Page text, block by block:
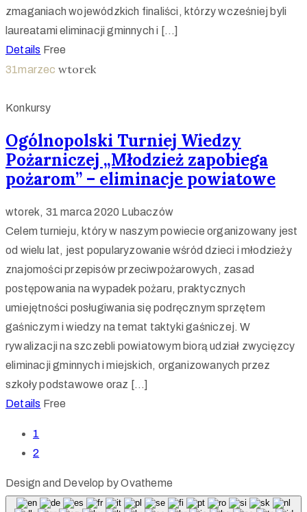
zmaganiach wojewódzkich finaliści, którzy wcześniej byli
laureatami eliminacji gminnych i […]
Details Free
31marzec wtorek
Konkursy
Ogólnopolski Turniej Wiedzy
Pożarniczej „Młodzież zapobiega
pożarom” – eliminacje powiatowe
wtorek, 31 marca 2020 Lubaczów
Celem turnieju, który w naszym powiecie organizowany jest
od wielu lat, jest popularyzowanie wśród dzieci i młodzieży
znajomości przepisów przeciwpożarowych, zasad
postępowania na wypadek pożaru, praktycznych
umiejętności posługiwania się podręcznym sprzętem
gaśniczym i wiedzy na temat taktyki gaśniczej. W
rywalizacji na szczebli powiatowym biorą udział zwycięzcy
eliminacji gminnych i miejskich, organizowanych przez
szkoły podstawowe oraz […]
Details Free
1
2
Design and Develop by Ovatheme